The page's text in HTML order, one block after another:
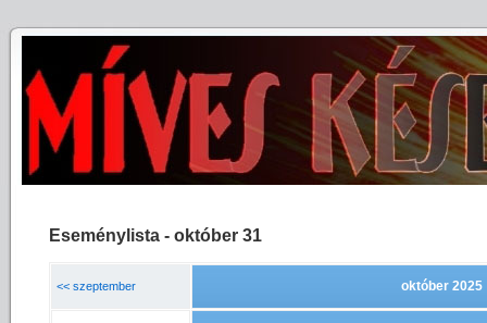
Eseménylista - október 31
<< szeptember október 2025